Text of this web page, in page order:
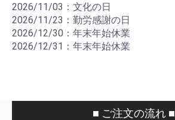
2026/11/03：文化の日
2026/11/23：勤労感謝の日
2026/12/30：年末年始休業
2026/12/31：年末年始休業
■ ご注文の流れ ■